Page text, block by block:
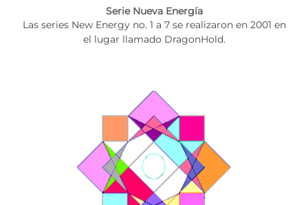
Serie Nueva Energía
Las series New Energy no. 1 a 7 se realizaron en 2001 en
el lugar llamado DragonHold.